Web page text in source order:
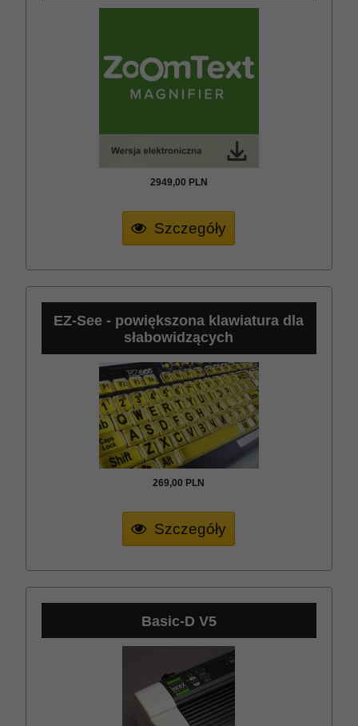
2949,00 PLN
Szczegóły
EZ-See - powiększona klawiatura dla
słabowidzących
269,00 PLN
Szczegóły
Basic-D V5